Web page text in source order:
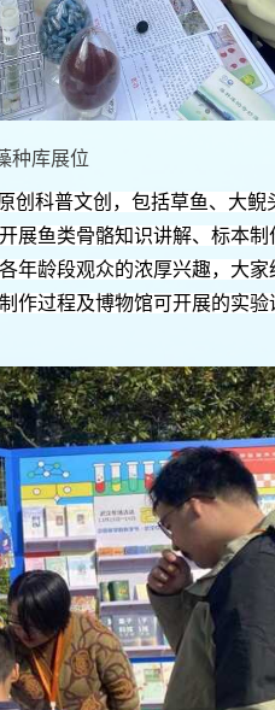
种库展位
科普文创，包括草鱼、大鲵
展鱼类骨骼知识讲解、标本
年龄段观众的浓厚兴趣，大
作过程及博物馆可开展的实